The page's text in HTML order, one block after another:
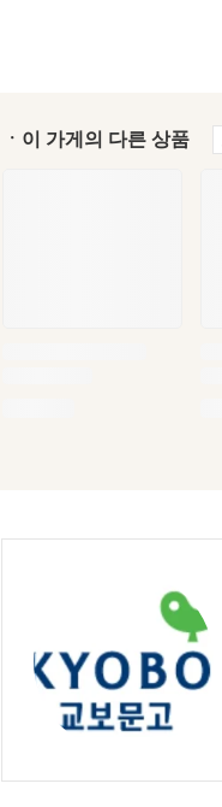
ㆍ이 가게의 다른 상품